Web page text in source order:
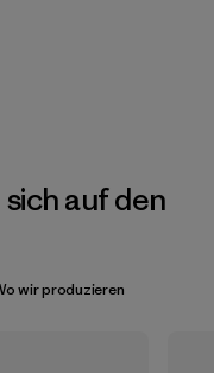
auf den
wir produzieren